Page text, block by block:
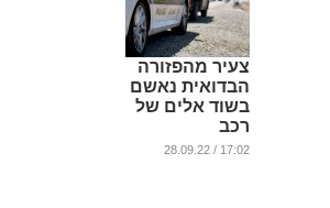
צעיר מהפזורה
הבדואית נאשם
בשוד אלים של
רכב
...
17:02 / 28.09.22